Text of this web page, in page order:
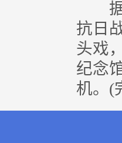
据
抗日
头戏
纪念
机。(